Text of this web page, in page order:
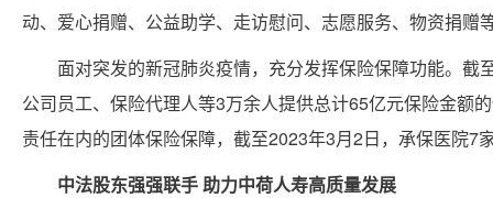
动、爱心捐赠、公益助学、走访慰问、志愿服务、物资捐
面对突发的新冠肺炎疫情，充分发挥保险保障功能。
公司员工、保险代理人等3万余人提供总计65亿元保险金额
责任在内的团体保险保障，截至2023年3月2日，承保医院7
中法股东强强联手 助力中荷人寿高质量发展